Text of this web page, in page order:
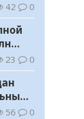
42 0
23 0
56 0